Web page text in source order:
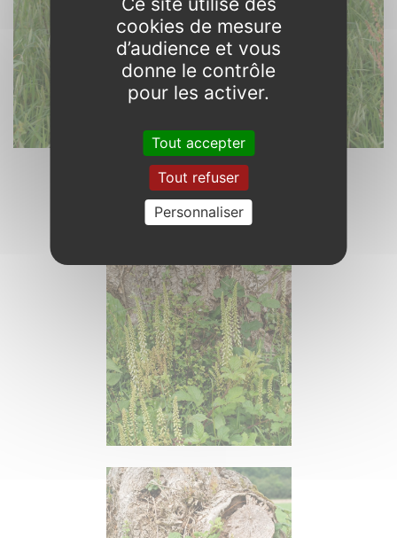
cookies de mesure
d’audience et vous
donne le contrôle
pour les activer.
Tout accepter
Tout refuser
Personnaliser